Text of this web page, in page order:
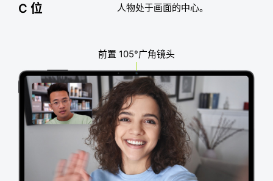
C 位
人物处于画面的中心。
前置 105°广角镜头